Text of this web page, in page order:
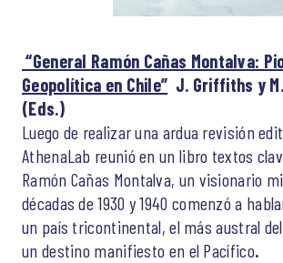
“General Ramón Cañas Montalva:
Geopolítica en Chile” J. Griffiths y
(Eds.)
Luego de realizar una ardua revisión
AthenaLab reunió en un libro textos
Ramón Cañas Montalva, un visionario
décadas de 1930 y 1940 comenzó a
un país tricontinental, el más austral
un destino manifiesto en el Pacífico.